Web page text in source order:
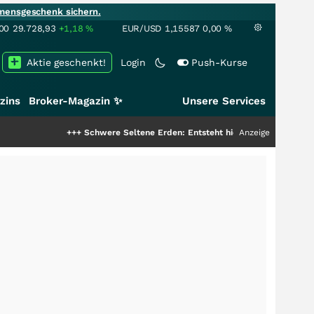
sichern.
29.728,93 +1,18% EUR/USD 1,15587 0,00 %
Login Push-Kurse
Aktie geschenkt!
Broker-Magazin ✨ Unsere Services
Schwere Seltene Erden: Entsteht hier die nächsteAnzeige